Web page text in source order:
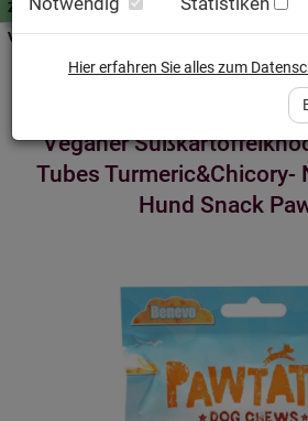
Zutaten A-Z Futterwissen mit Vorrat SPAREN
Verkäufer vor Ort
Startseite Heimtier Hund Snack
Veganer
Tubes Turmeric&Chicory-
Hund Snack
Hier erfahren Sie alles zum